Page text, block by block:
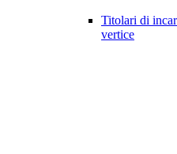
Titolari di
vertice